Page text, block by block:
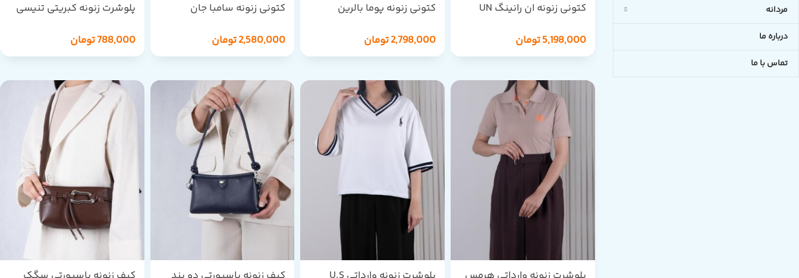
مردانه
درباره ما
تماس با ما
کتونی زنونه ان رانینگ UN
5,198,000تومان
کتونی زنونه پوما بالرین
2,798,000تومان
کتونی زنونه سامبا جان
2,580,000تومان
پلوشرت زنونه کبریتی تنیسی
788,000تومان